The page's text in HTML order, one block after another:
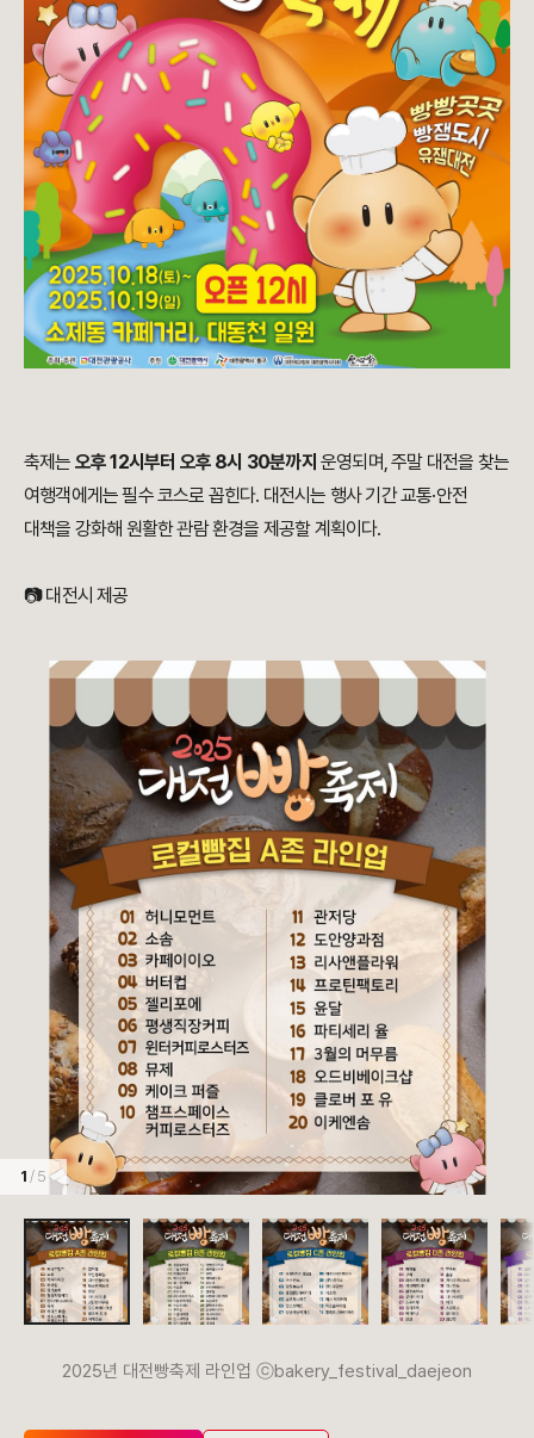
축제는 오후 12시부터 오후 8시 30분까지 운영되며, 주말 대전을 찾는
여행객에게는 필수 코스로 꼽힌다. 대전시는 행사 기간 교통·안전
대책을 강화해 원활한 관람 환경을 제공할 계획이다.
📷 대전시 제공
1 / 5
2025년 대전빵축제 라인업 ⓒbakery_festival_daejeon